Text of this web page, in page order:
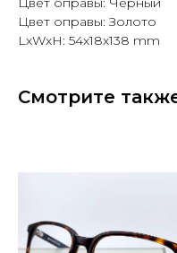
Цвет оправы: Золото
LxWxH: 54x18x138 mm
Смотрите